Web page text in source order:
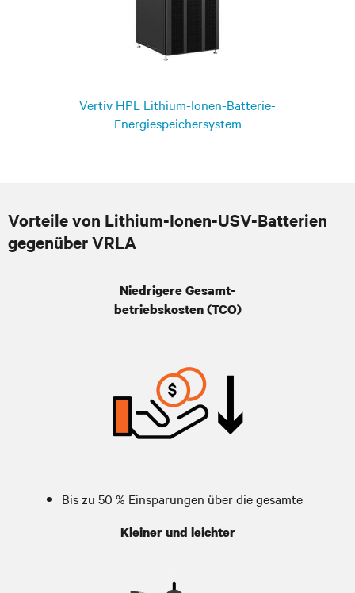
Vertiv HPL Lithium-Ionen-Batterie-
Energiespeichersystem
Vorteile von Lithium-Ionen-USV-Batterien
gegenüber VRLA
Niedrigere Gesamt-
betriebskosten (TCO)
Bis zu 50 % Einsparungen über die gesamte
Kleiner und leichter